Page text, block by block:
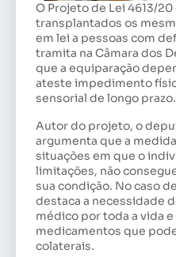
O Projeto de Lei 4613/
transplantados os
em lei a pessoas com
tramita na Câmara dos
que a equiparação
ateste impedimento
sensorial de longo prazo.
Autor do projeto, o
argumenta que a
situações em que o
limitações, não
sua condição. No caso
destaca a necessidade
médico por toda a vida
medicamentos que
colaterais.